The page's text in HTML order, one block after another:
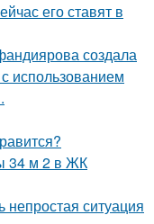
его ставят в
создала
использованием
34 м 2 в ЖК
ситуация